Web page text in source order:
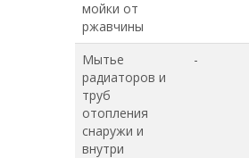
мойки от
ржавчины
Мытье
радиаторов и
труб
отопления
снаружи и
внутри
-